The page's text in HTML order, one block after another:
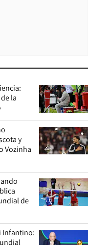
la
y
Vozinha
de
Infantino: